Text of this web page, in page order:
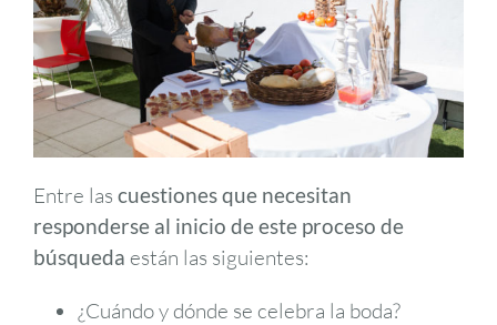
Entre las cuestiones que necesitan
responderse al inicio de este proceso de
búsqueda están las siguientes:
¿Cuándo y dónde se celebra la boda?